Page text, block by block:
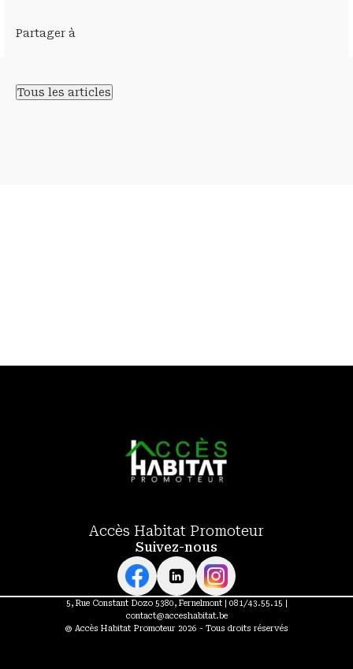
Partager à
Accès Habitat Promoteur
Suivez-nous
5, Rue Constant Dozo 5380, Fernelmont | 081/43.55.15
contact@acceshabitat.be
© Accès Habitat Promoteur 2026 - Tous droits réservés